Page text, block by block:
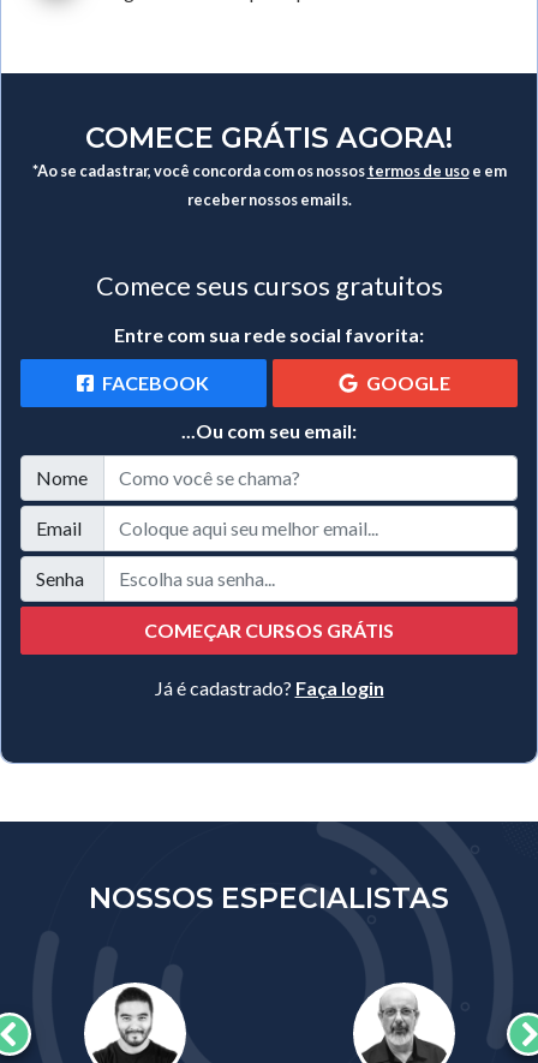
COMECE GRÁTIS AGORA!
*Ao se cadastrar, você concorda com os nossostermos de usoe em
receber nossos emails.
Comece seus cursos gratuitos
Entre com sua rede social favorita:
FACEBOOK GOOGLE
...Ou com seu email:
Nome
Email
Senha
COMEÇAR CURSOS GRÁTIS
Já é cadastrado? Faça login
NOSSOS ESPECIALISTAS